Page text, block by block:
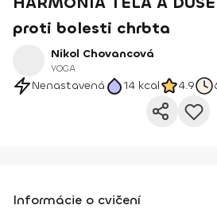
proti bolesti chrbta
Nikol Chovancová
YOGA
Nenastavená 14 kcal 4.9
Informácie o cvičení